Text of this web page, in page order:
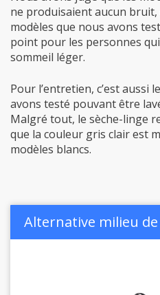
ne produisaient aucun
modèles que nous avons
point pour les personnes
sommeil léger.
Pour l’entretien, c’est aussi
avons testé pouvant être
Malgré tout, le sèche-linge
que la couleur gris clair est
modèles blancs.
Alternative milieu